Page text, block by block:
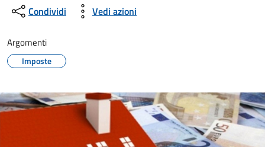
Condividi Vedi azioni
Argomenti
Imposte